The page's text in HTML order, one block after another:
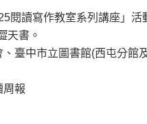
閱讀寫作教室系列講座」
天書。
臺中市立圖書館(西屯分館
周報